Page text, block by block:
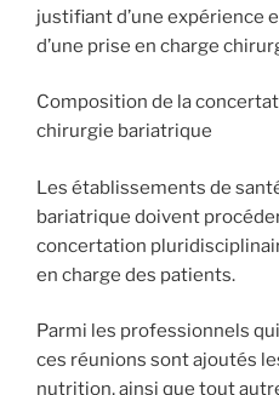
justifiant d’une expérience
d’une prise en charge
Composition de la
chirurgie bariatrique
Les établissements de
bariatrique doivent
concertation
en charge des patients.
Parmi les professionnels
ces réunions sont ajoutés
nutrition, ainsi que tout